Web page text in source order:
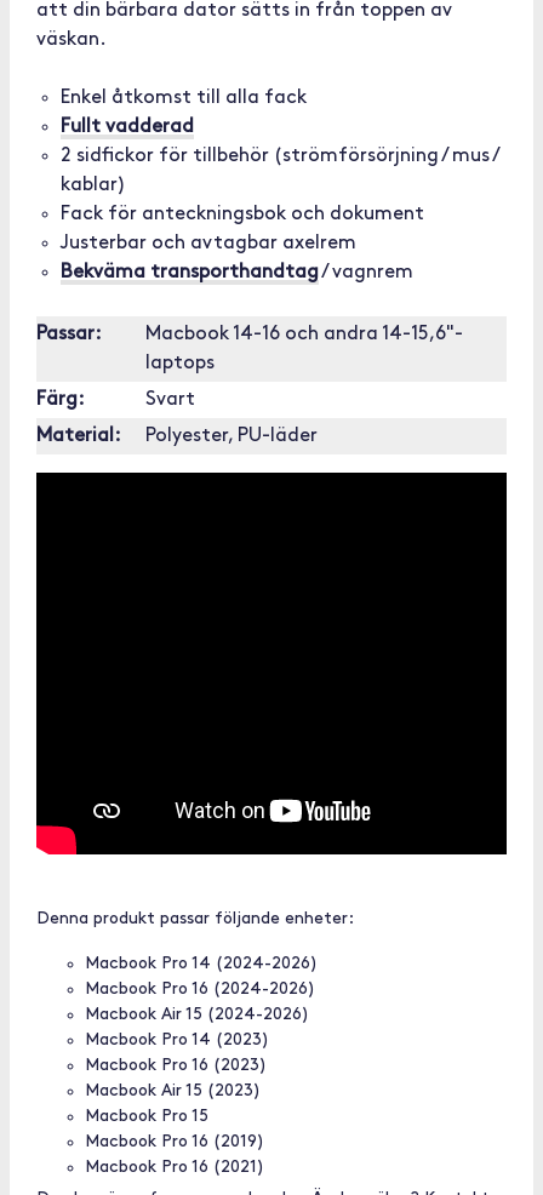
att din bärbara dator sätts in från toppen av
väskan.
Enkel åtkomst till alla fack
Fullt vadderad
2 sidfickor för tillbehör (strömförsörjning / mus /
kablar)
Fack för anteckningsbok och dokument
Justerbar och avtagbar axelrem
Bekväma transporthandtag/ vagnrem
Passar:
Macbook 14-16 och andra 14-15,6"-
laptops
Färg:
Svart
Material:
Polyester, PU-läder
Denna produkt passar följande enheter:
Macbook Pro 14 (2024-2026)
Macbook Pro 16 (2024-2026)
Macbook Air 15 (2024-2026)
Macbook Pro 14 (2023)
Macbook Pro 16 (2023)
Macbook Air 15 (2023)
Macbook Pro 15
Macbook Pro 16 (2019)
Macbook Pro 16 (2021)